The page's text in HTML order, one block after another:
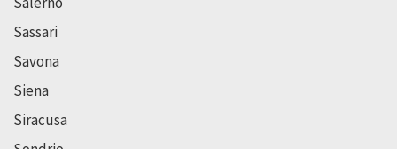
Sassari
Savona
Siena
Siracusa